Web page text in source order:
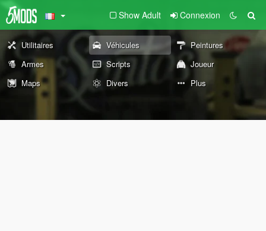
Show Adult Connexion
Utilitaires Véhicules
Peintures
Armes
Scripts
Joueur
Maps
Divers Plus